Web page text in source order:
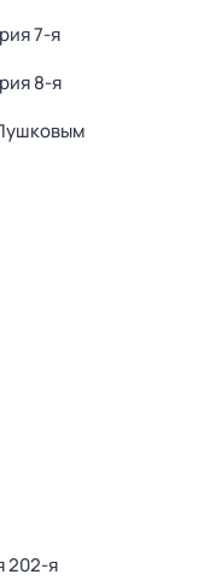
7-я
8-я
202-я